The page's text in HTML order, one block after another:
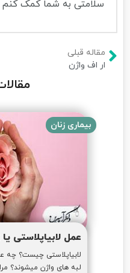
سلامتی به شما کمک کنم
مقاله قبلی
ار اف واژن
بیماری زنان
عمل لابیاپلاستی
لابیاپلاستی چیست؟ چه
لبه های واژن میشوند؟